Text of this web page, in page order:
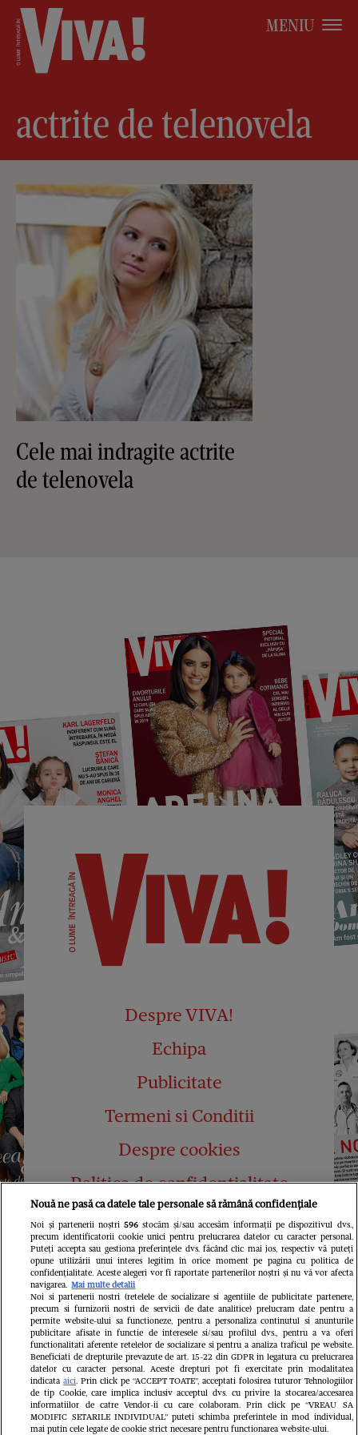
MENIU
actrite de telenovela
Cele mai indragite actrite
de telenovela
Despre VIVA!
Echipa
Publicitate
Termeni si Conditii
Despre cookies
Politica de confidențialitate
Abonamente
Contact
Pariază responsabil! Decizia ONJN nr.
821/25.09.2025.
Jocurile de noroc sunt interzise minorilor.
LINKS
Nouă ne pasă ca datele tale personale să rămână confidențiale
Noi și partenerii noștri 596stocăm și/sau accesăm informații pe dispozitivul dvs.,
precum identificatorii cookie unici pentru prelucrarea datelor cu caracter personal.
Puteți accepta sau gestiona preferințele dvs. făcând clic mai jos, respectiv vă puteți
opune utilizării unui interes legitim în orice moment pe pagina cu politica de
confidențialitate. Aceste alegeri vor fi raportate partenerilor noștri și nu vă vor afecta
navigarea. Mai multe detalii
Noi si partenerii nostri (retelele de socializare si agentiile de publicitate partenere,
precum si furnizorii nostri de servicii de date analitice) prelucram date pentru a
permite website-ului sa functioneze, pentru a personaliza continutul si anunturile
publicitare afisate in functie de interesele si/sau profilul dvs., pentru a va oferi
functionalitati aferente retelelor de socializare si pentru a analiza traficul pe website.
Beneficiati de drepturile prevazute de art. 15-22 din GDPR in legatura cu prelucrarea
datelor cu caracter personal. Aceste drepturi pot fi exercitate prin modalitatea
indicataaici. Prin click pe “ACCEPT TOATE”, acceptati folosirea tuturor Tehnologiilor
de tip Cookie, care implica inclusiv acceptul dvs. cu privire la stocarea/accesarea
informatiilor de catre Vendor-ii cu care colaboram. Prin click pe “VREAU SA
MODIFIC SETARILE INDIVIDUAL” puteti schimba preferintele in mod individual,
mai putin cele legate de cookie strict necesare pentru functionarea website-ului.